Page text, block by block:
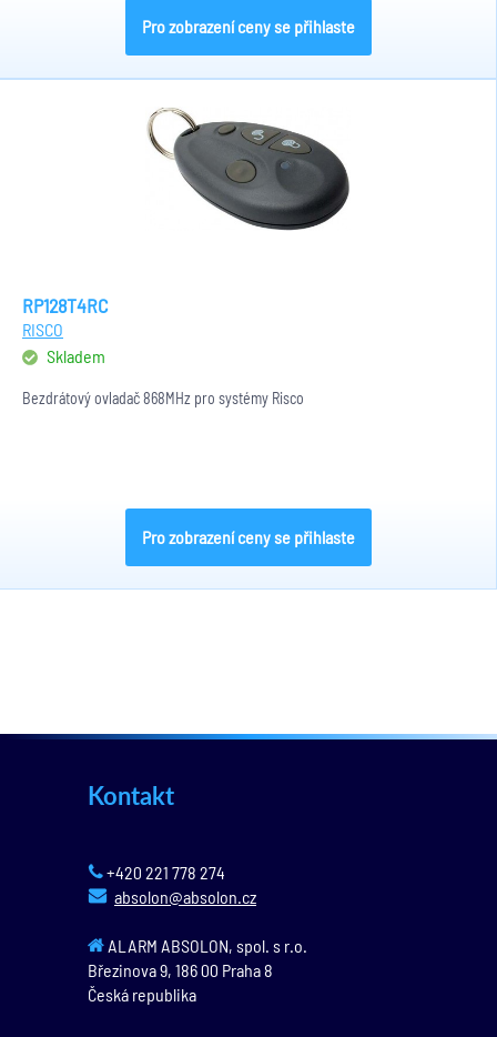
Pro zobrazení ceny se přihlaste
RP128T4RC
RISCO
Skladem
Bezdrátový ovladač 868MHz pro systémy Risco
Pro zobrazení ceny se přihlaste
Kontakt
+420 221 778 274
absolon@absolon.cz
ALARM ABSOLON, spol. s r.o.
Březinova 9, 186 00 Praha 8
Česká republika